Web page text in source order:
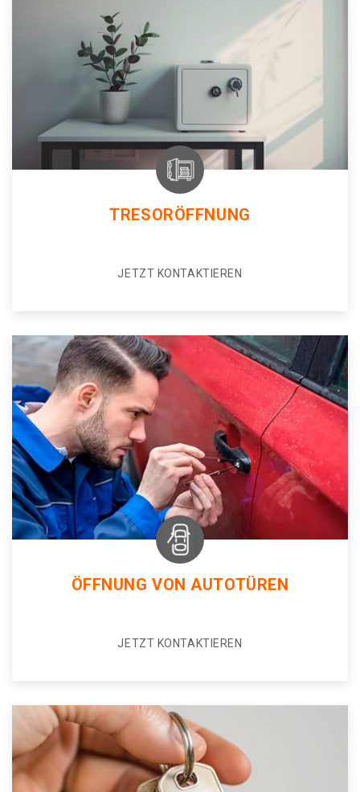
TRESORÖFFNUNG
JETZT KONTAKTIEREN
ÖFFNUNG VON AUTOTÜREN
JETZT KONTAKTIEREN